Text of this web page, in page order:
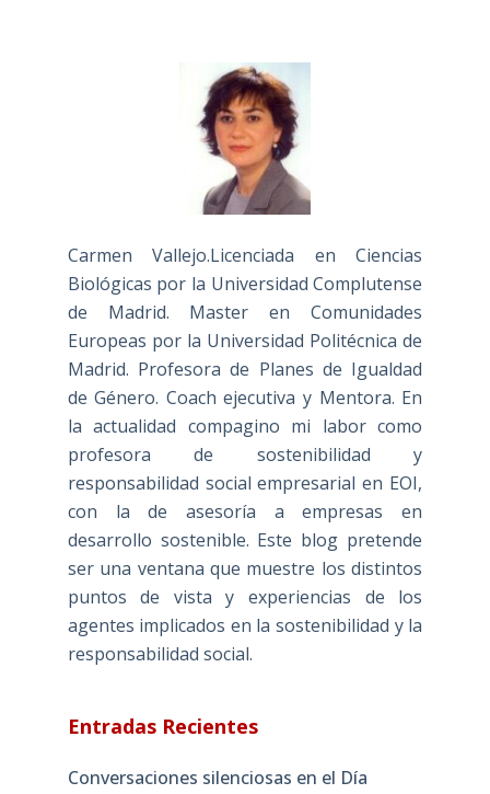
Carmen Vallejo.Licenciada en Ciencias
Biológicas por la Universidad Complutense
de Madrid. Master en Comunidades
Europeas por la Universidad Politécnica de
Madrid. Profesora de Planes de Igualdad
de Género. Coach ejecutiva y Mentora. En
la actualidad compagino mi labor como
profesora de sostenibilidad y
responsabilidad social empresarial en EOI,
con la de asesoría a empresas en
desarrollo sostenible. Este blog pretende
ser una ventana que muestre los distintos
puntos de vista y experiencias de los
agentes implicados en la sostenibilidad y la
responsabilidad social.
Entradas Recientes
Conversaciones silenciosas en el Día